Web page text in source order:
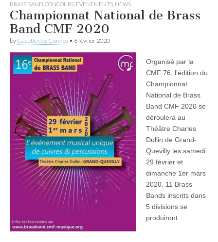
BRASS BAND CONCOURS EVENEMENTS NEWS
Championnat National de Brass
Band CMF 2020
by Gazette des Cuivres • 6 février 2020
Organisé par la
CMF 76, l’édition du
Championnat
National de Brass
Band CMF 2020 se
déroulera au
Théâtre Charles
Dullin de Grand-
Quevilly les samedi
29 février et
dimanche 1er mars
2020. 11 Brass
Bands inscrits dans
5 divisions se
produiront…